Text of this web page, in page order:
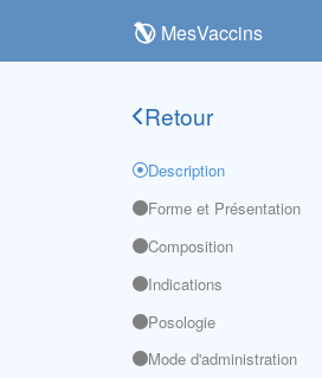
MesVaccins
Retour
Description
Forme et Présentation
Composition
Indications
Posologie
Mode d'administration